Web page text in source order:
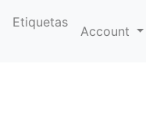
Etiquetas
Account